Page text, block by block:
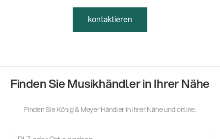
kontaktieren
Finden Sie Musikhändler in Ihrer Nähe
Finden Sie König & Meyer Händler in Ihrer Nähe und online.